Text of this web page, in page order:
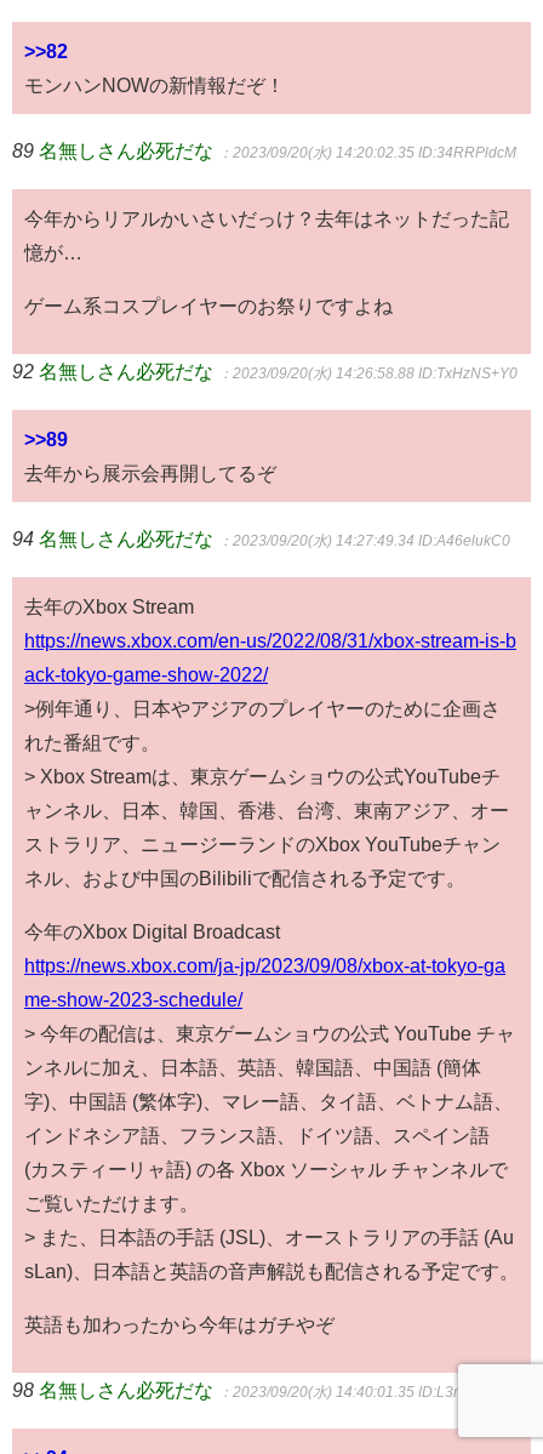
>>82
モンハンNOWの新情報だぞ！
89 名無しさん必死だな ：2023/09/20(水) 14:20:02.35 ID:34RRPldcM
今年からリアルかいさいだっけ？去年はネットだった記
憶が…
ゲーム系コスプレイヤーのお祭りですよね
92 名無しさん必死だな ：2023/09/20(水) 14:26:58.88 ID:TxHzNS+Y0
>>89
去年から展示会再開してるぞ
94 名無しさん必死だな ：2023/09/20(水) 14:27:49.34 ID:A46elukC0
去年のXbox Stream
https://news.xbox.com/en-us/2022/08/31/xbox-stream-is-b
ack-tokyo-game-show-2022/
>例年通り、日本やアジアのプレイヤーのために企画さ
れた番組です。
> Xbox Streamは、東京ゲームショウの公式YouTubeチ
ャンネル、日本、韓国、香港、台湾、東南アジア、オー
ストラリア、ニュージーランドのXbox YouTubeチャン
ネル、および中国のBilibiliで配信される予定です。
今年のXbox Digital Broadcast
https://news.xbox.com/ja-jp/2023/09/08/xbox-at-tokyo-ga
me-show-2023-schedule/
> 今年の配信は、東京ゲームショウの公式 YouTube チャ
ンネルに加え、日本語、英語、韓国語、中国語 (簡体
字)、中国語 (繁体字)、マレー語、タイ語、ベトナム語、
インドネシア語、フランス語、ドイツ語、スペイン語
(カスティーリャ語) の各 Xbox ソーシャル チャンネルで
ご覧いただけます。
> また、日本語の手話 (JSL)、オーストラリアの手話 (Au
sLan)、日本語と英語の音声解説も配信される予定です。
英語も加わったから今年はガチやぞ
98 名無しさん必死だな ：2023/09/20(水) 14:40:01.35 ID:L3rczCHe0